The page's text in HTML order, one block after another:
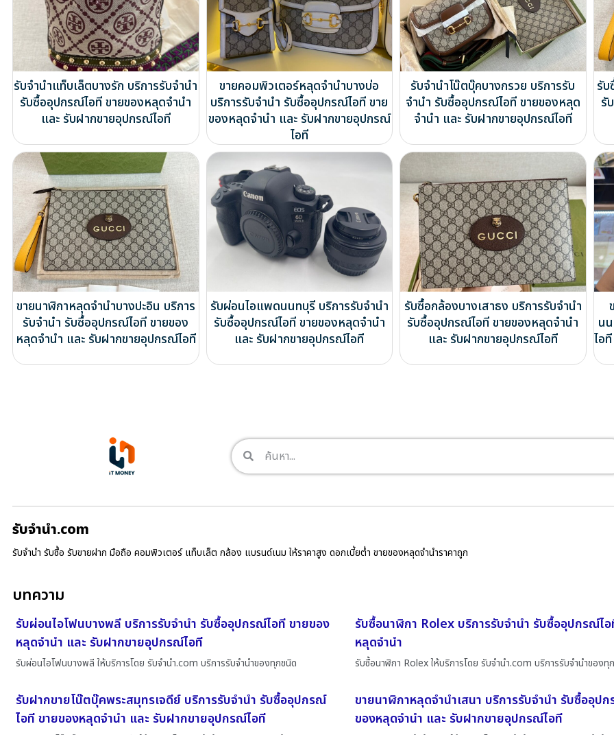
รับจำนำแท็บเล็ตบางรัก บริการรับจำนำ
รับซื้ออุปกรณ์ไอที ขายของหลุดจำนำ
และ รับฝากขายอุปกรณ์ไอที
ขายคอมพิวเตอร์หลุดจำนำบางบ่อ
บริการรับจำนำ รับซื้ออุปกรณ์ไอที ขาย
ของหลุดจำนำ และ รับฝากขายอุปกรณ์
ไอที
รับจำนำโน๊ตบุ๊คบางกรวย บริการรับ
จำนำ รับซื้ออุปกรณ์ไอที ขายของหลุด
จำนำ และ รับฝากขายอุปกรณ์ไอที
รับ
รั
ขายนาฬิกาหลุดจำนำบางปะอิน บริการ
รับจำนำ รับซื้ออุปกรณ์ไอที ขายของ
หลุดจำนำ และ รับฝากขายอุปกรณ์ไอที
รับผ่อนไอแพดนนทบุรี บริการรับจำนำ
รับซื้ออุปกรณ์ไอที ขายของหลุดจำนำ
และ รับฝากขายอุปกรณ์ไอที
รับซื้อกล้องบางเสาธง บริการรับจำนำ
รับซื้ออุปกรณ์ไอที ขายของหลุดจำนำ
และ รับฝากขายอุปกรณ์ไอที
น
ไอ
รับจํานํา.com
รับจำนำ รับซื้อ รับขายฝาก มือถือ คอมพิวเตอร์ แท็บเล็ต กล้อง แบรนด์เนม ให้ราคาสูง ดอกเบี้ยต่ำ ขายของหลุดจำนำราคาถูก
บทความ
รับผ่อนไอโฟนบางพลี บริการรับจำนำ รับซื้ออุปกรณ์ไอที ขายของ
หลุดจำนำ และ รับฝากขายอุปกรณ์ไอที
รับผ่อนไอโฟนบางพลี ให้บริการโดย รับจํานํา.com บริการรับจำนำของทุกชนิด
รับซื้อนาฬิกา Rolex บริการรับจำนำ รับซื้ออุปกรณ์ไ
หลุดจำนำ
รับซื้อนาฬิกา Rolex ให้บริการโดย รับจํานํา.com บริการรับจำนำของทุ
รับฝากขายโน๊ตบุ๊คพระสมุทรเจดีย์ บริการรับจำนำ รับซื้ออุปกรณ์
ไอที ขายของหลุดจำนำ และ รับฝากขายอุปกรณ์ไอที
ขายนาฬิกาหลุดจำนำเสนา บริการรับจำนำ รับซื้ออุป
ของหลุดจำนำ และ รับฝากขายอุปกรณ์ไอที